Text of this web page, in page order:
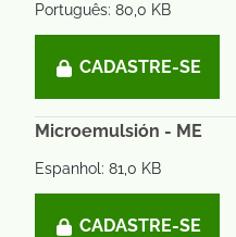
Português: 80,0 KB
CADASTRE-SE
Microemulsión - ME
Espanhol: 81,0 KB
CADASTRE-SE